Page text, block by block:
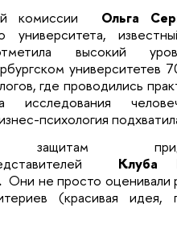
комиссии
Ольга
университета,
высокий
университетев
где проводились
исследования
психология
Клуба
Они не просто оценивали
(красивая идея,